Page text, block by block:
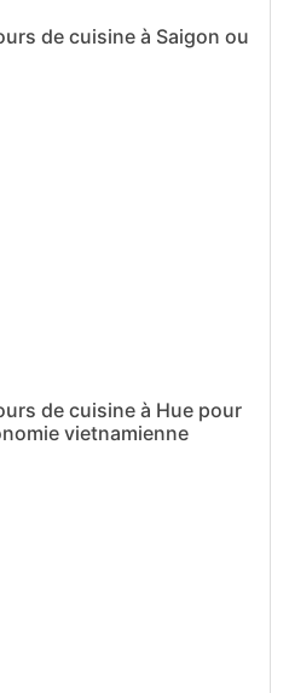
de cuisine à Saigon ou
de cuisine à Hue pour
vietnamienne